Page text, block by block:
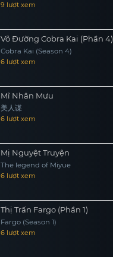
9 lượt xem
Võ Đường Cobra Kai (Phần 4)
Cobra Kai (Season 4)
6 lượt xem
Mĩ Nhân Mưu
美人谋
6 lượt xem
Mị Nguyệt Truyện
The legend of Miyue
6 lượt xem
Thị Trấn Fargo (Phần 1)
Fargo (Season 1)
6 lượt xem